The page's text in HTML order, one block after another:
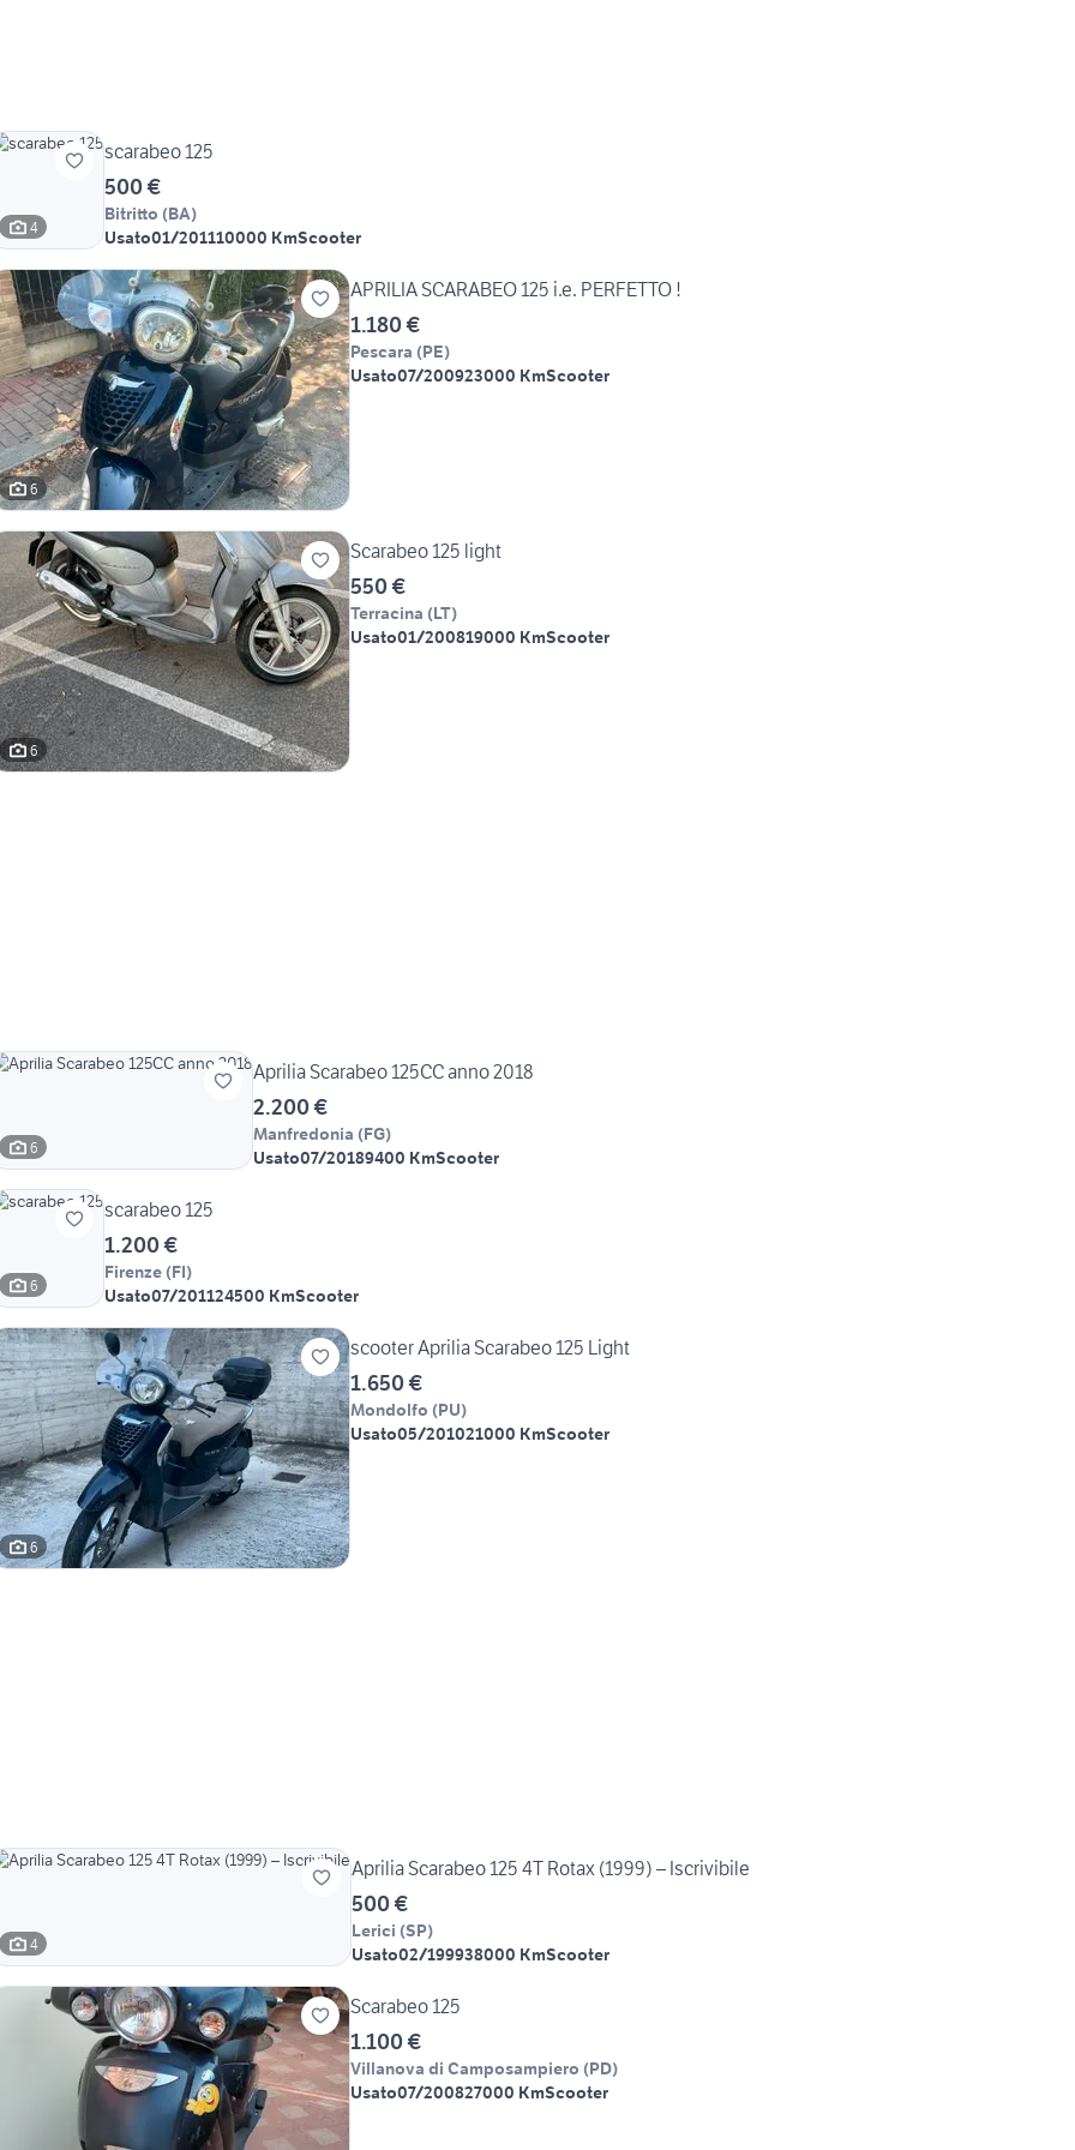
4
scarabeo 125
500 €
Bitritto (BA)
Usato01/201110000 KmScooter
6
APRILIA SCARABEO 125 i.e. PERFETTO !
1.180 €
Pescara (PE)
Usato07/200923000 KmScooter
6
Scarabeo 125 light
550 €
Terracina (LT)
Usato01/200819000 KmScooter
6
Aprilia Scarabeo 125CC anno 2018
2.200 €
Manfredonia (FG)
Usato07/20189400 KmScooter
6
scarabeo 125
1.200 €
Firenze (FI)
Usato07/201124500 KmScooter
6
scooter Aprilia Scarabeo 125 Light
1.650 €
Mondolfo (PU)
Usato05/201021000 KmScooter
4
Aprilia Scarabeo 125 4T Rotax (1999) – Iscrivibile
500 €
Lerici (SP)
Usato02/199938000 KmScooter
Scarabeo 125
1.100 €
Villanova di Camposampiero (PD)
Usato07/200827000 KmScooter